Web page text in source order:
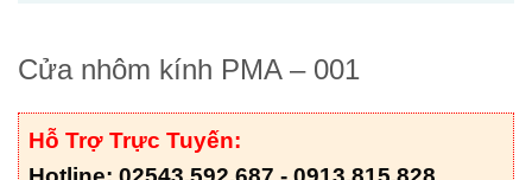
Cửa nhôm kính PMA – 001
Hỗ Trợ Trực Tuyến: